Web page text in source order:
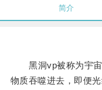
简介
黑洞vp被称为宇宙
物质吞噬进去，即便光